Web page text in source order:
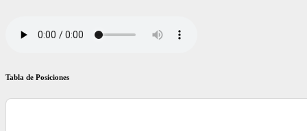
Tabla de Posiciones